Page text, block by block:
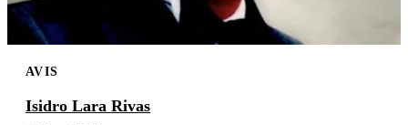
Blog
Recherche
AVIS
Isidro Lara Rivas